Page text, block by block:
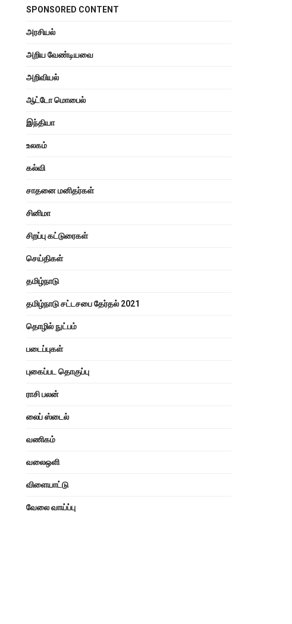
SPONSORED CONTENT
அரசியல்
அறிய வேண்டியவை
அறிவியல்
ஆட்டோ மொபைல்
இந்தியா
உலகம்
கல்வி
சாதனை மனிதர்கள்
சினிமா
சிறப்பு கட்டுரைகள்
செய்திகள்
தமிழ்நாடு
தமிழ்நாடு சட்டசபை தேர்தல் 2021
தொழில் நுட்பம்
படைப்புகள்
புகைப்பட தொகுப்பு
ராசி பலன்
லைப் ஸ்டைல்
வணிகம்
வலைஒளி
விளையாட்டு
வேலை வாய்ப்பு